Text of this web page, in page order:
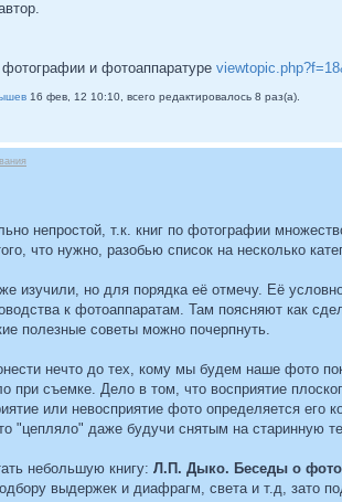
и фотоаппаратуре
16 фев, 12 10:10, всего редактировалось 8 раз(а).
непростой, т.к. книг по фотографии
что нужно, разобью список на несколько
изучили, но для порядка её отмечу. Её
к фотоаппаратам. Там поясняют как
полезные советы можно почерпнуть.
нечто до тех, кому мы будем наше фото
при съемке. Дело в том, что восприятие
или невосприятие фото определяется
"цепляло" даже будучи снятым на старинную
небольшую книгу: Л.П. Дыко. Беседы о
выдержек и диафрагм, света и т.д, зато